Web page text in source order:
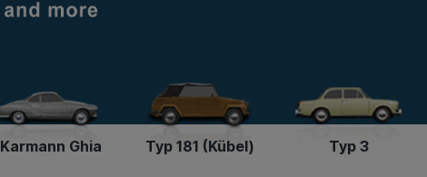
Karmann Ghia Typ 181 (Kübel) Typ 3